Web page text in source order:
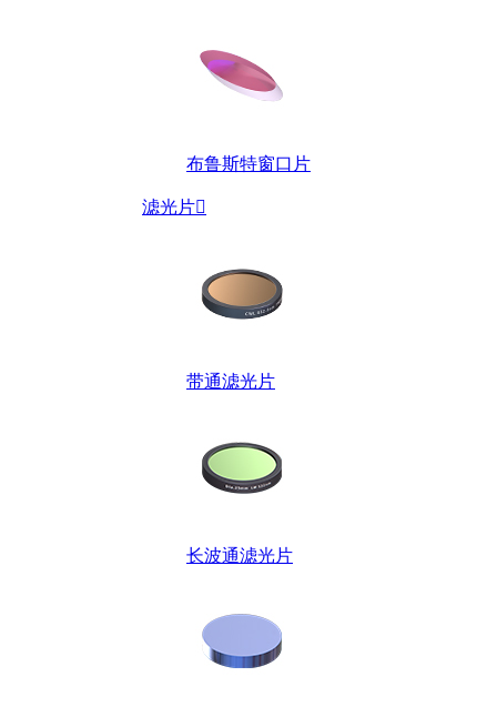
布鲁斯特窗口片
滤光片
带通滤光片
长波通滤光片